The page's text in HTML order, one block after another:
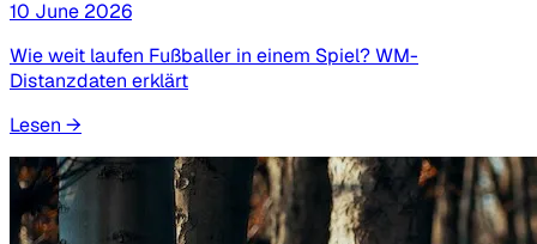
10 June 2026
Wie weit laufen Fußballer in einem Spiel? WM-
Distanzdaten erklärt
Lesen →